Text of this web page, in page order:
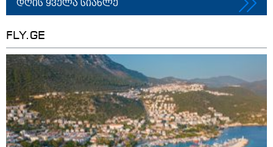
პოლიტიკა
დღის ყველა სიახლე
FLY.GE